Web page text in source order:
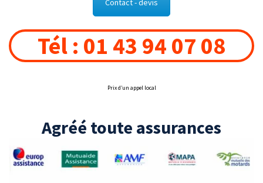
Contact - devis
Tél : 01 43 94 07 08
Prix d’un appel local
Agréé toute assurances